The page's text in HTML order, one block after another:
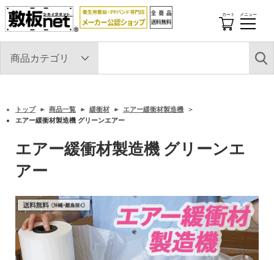
カート メニュー
開
る
トップ 商品一覧 緩衝材
エアー緩衝材製造機
エアー緩衝材製造機 グリーンエアー
エアー緩衝材製造機 グリーンエ
アー